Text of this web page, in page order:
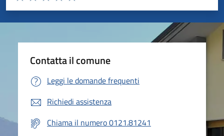
Valuta 5 stelle su 5
Valuta 4 stelle su 5
Valuta 3 stelle su 5
Valuta 2 stelle su 5
Valuta 1 stelle su 5
Contatta il comune
Leggi le domande frequenti
Richiedi assistenza
Chiama il numero 0121.81241